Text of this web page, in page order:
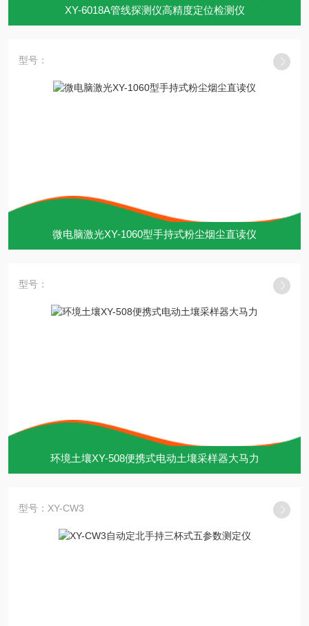
XY-6018A管线探测仪高精度定位检测仪
型号：
微电脑激光XY-1060型手持式粉尘烟尘直读仪
型号：
环境土壤XY-508便携式电动土壤采样器大马力
型号：XY-CW3